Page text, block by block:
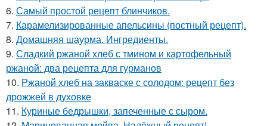
6. Самый простой рецепт блинчиков.
7. Карамелизированные апельсины (постный рецепт).
8. Домашняя шаурма. Ингредиенты.
9. Сладкий ржаной хлеб с тмином и картофельный
ржаной: два рецепта для гурманов
10. Ржаной хлеб на закваске с солодом: рецепт без
дрожжей в духовке
11. Куриные бедрышки, запеченные с сыром.